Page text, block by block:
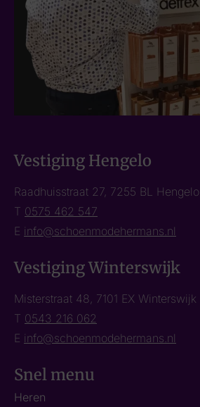
Vestiging Hengelo
Raadhuisstraat 27, 7255 BL Hengelo
T 0575 462 547
E info@schoenmodehermans.nl
Vestiging Winterswijk
Misterstraat 48, 7101 EX Winterswijk
T 0543 216 062
E info@schoenmodehermans.nl
Snel menu
Heren